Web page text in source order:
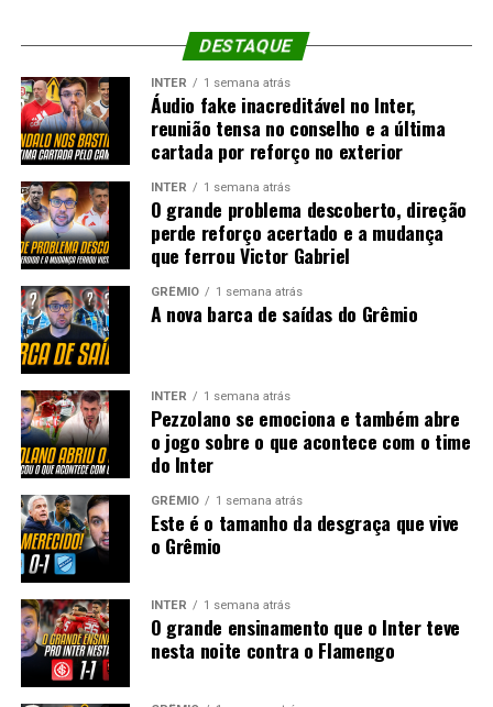
DESTAQUE
INTER 1 semana atrás
Áudio fake inacreditável no Inter,
reunião tensa no conselho e a última
cartada por reforço no exterior
INTER 1 semana atrás
O grande problema descoberto, direção
perde reforço acertado e a mudança
que ferrou Victor Gabriel
GRÊMIO 1 semana atrás
A nova barca de saídas do Grêmio
INTER 1 semana atrás
Pezzolano se emociona e também abre
o jogo sobre o que acontece com o time
do Inter
GRÊMIO 1 semana atrás
Este é o tamanho da desgraça que vive
o Grêmio
INTER 1 semana atrás
O grande ensinamento que o Inter teve
nesta noite contra o Flamengo